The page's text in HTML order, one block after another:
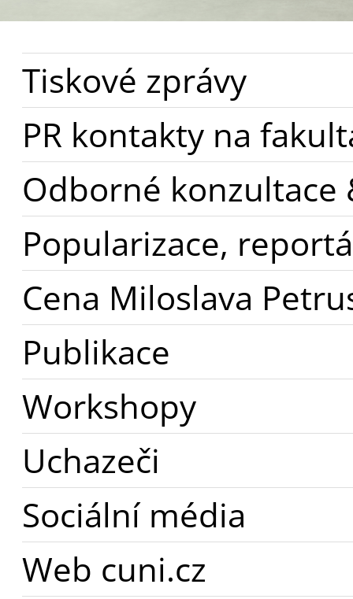
Tiskové zprávy
PR kontakty na
Odborné konzultace
Popularizace,
Cena Miloslava
Publikace
Workshopy
Uchazeči
Sociální média
Web cuni.cz